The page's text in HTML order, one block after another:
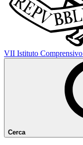
VII Istituto Comprensivo
Cerca